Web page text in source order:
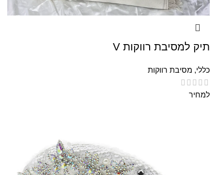
תיק למסיבת רווקות V
כללי, מסיבת רווקות
למחיר